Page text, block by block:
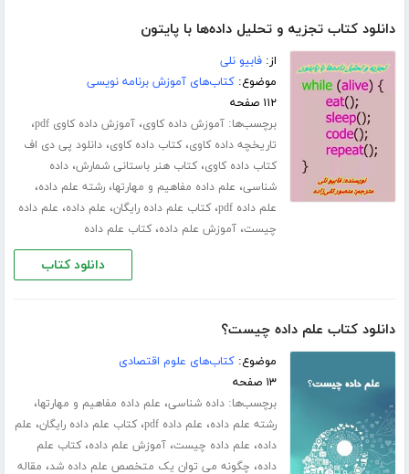
دانلود کتاب تجزیه و تحلیل داده‌ها با پایتون
از:فابیو نلی
موضوع:کتاب‌های آموزش برنامه نویسی
۱۱۲ صفحه
برچسب‌ها:آموزش داده کاوی،آموزش داده کاوی pdf ،
تاریخچه داده کاوی،کتاب داده کاوی،دانلود پی دی اف
کتاب داده کاوی،کتاب هنر باستانی شمارش،داده
شناسی، علم داده مفاهیم و مهارتها،رشته علم داده،
علم داده pdf ،کتاب علم داده رایگان، علم داده، علم داده
چیست،آموزش علم داده،کتاب علم داده
دانلود کتاب
دانلود کتاب علم داده چیست؟
موضوع:کتاب‌های علوم اقتصادی
۱۳ صفحه
برچسب‌ها:داده شناسی، علم داده مفاهیم و مهارتها،
رشته علم داده، علم داده pdf ،کتاب علم داده رایگان، علم
داده، علم داده چیست،آموزش علم داده،کتاب علم
داده، چگونه می توان یک متخصص علم داده شد، مقاله